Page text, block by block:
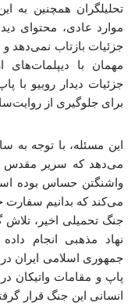
تحلیلگران همچنین به
موارد عادی، محتوای
جزئیات بازتاب نمی‌دهد
مهمان با دیپلمات‌های
جزئیات دیدار روبیو با
برای جلوگیری از
این مسئله، با توجه به
می‌دهد که سریر مقدس
واشنگتن حساس بوده
می‌کند که بدانیم سفارت
جنگ تحمیلی اخیر،
نهاد مذهبی انجام
جمهوری اسلامی ایران در
پاپ و مقامات واتیکان
انسانی این جنگ قرار